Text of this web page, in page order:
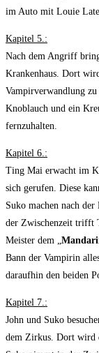
im Auto mit Louie
Kapitel 5.:
Nach dem Angriff
Krankenhaus. Dort
Vampirverwandlung
Knoblauch und ein
fernzuhalten.
Kapitel 6.:
Ting Mai erwacht im
sich gerufen. Diese
Suko machen nach
der Zwischenzeit trifft
Meister dem „
Bann der Vampirin
daraufhin den beiden
Kapitel 7.:
John und Suko
dem Zirkus. Dort wird